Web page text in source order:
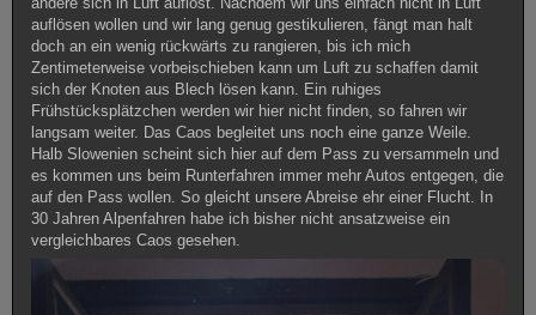
auflösen wollen und wir lang genug gestikulieren, fängt man halt
doch an ein wenig rückwärts zu rangieren, bis ich mich
Zentimeterweise vorbeischieben kann um Luft zu schaffen damit
sich der Knoten aus Blech lösen kann. Ein ruhiges
Frühstücksplätzchen werden wir hier nicht finden, so fahren wir
langsam weiter. Das Caos begleitet uns noch eine ganze Weile.
Halb Slowenien scheint sich hier auf dem Pass zu versammeln und
es kommen uns beim Runterfahren immer mehr Autos entgegen, die
auf den Pass wollen. So gleicht unsere Abreise ehr einer Flucht. In
30 Jahren Alpenfahren habe ich bisher nicht ansatzweise ein
vergleichbares Caos gesehen.